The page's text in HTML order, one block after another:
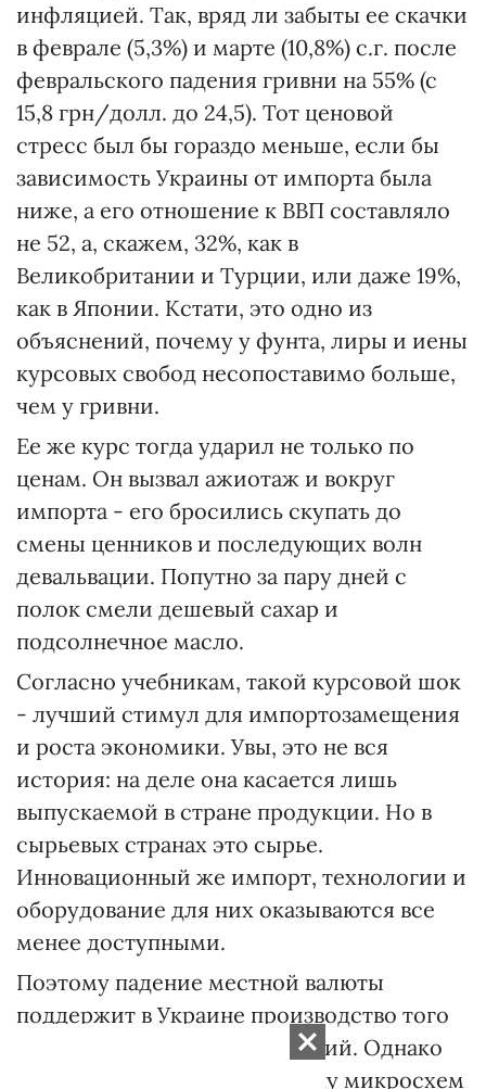
инфляцией. Так, вряд ли забыты ее скачки
в феврале (5,3%) и марте (10,8%) с.г. после
февральского падения гривни на 55% (с
15,8 грн/долл. до 24,5). Тот ценовой
стресс был бы гораздо меньше, если бы
зависимость Украины от импорта была
ниже, а его отношение к ВВП составляло
не 52, а, скажем, 32%, как в
Великобритании и Турции, или даже 19%,
как в Японии. Кстати, это одно из
объяснений, почему у фунта, лиры и иены
курсовых свобод несопоставимо больше,
чем у гривни.
Ее же курс тогда ударил не только по
ценам. Он вызвал ажиотаж и вокруг
импорта - его бросились скупать до
смены ценников и последующих волн
девальвации. Попутно за пару дней с
полок смели дешевый сахар и
подсолнечное масло.
Согласно учебникам, такой курсовой шок
- лучший стимул для импортозамещения
и роста экономики. Увы, это не вся
история: на деле она касается лишь
выпускаемой в стране продукции. Но в
сырьевых странах это сырье.
Инновационный же импорт, технологии и
оборудование для них оказываются все
менее доступными.
Поэтому падение местной валюты
поддержит в Украине производство того
же сахара и азотных удобрений. Однако
не запустит линий по выпуску микросхем